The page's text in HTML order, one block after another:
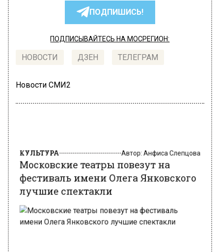
ПОДПИШИСЬ!
ПОДПИСЫВАЙТЕСЬ НА МОСРЕГИОН:
НОВОСТИ ДЗЕН ТЕЛЕГРАМ
Новости СМИ2
Московские театры повезут на
фестиваль имени Олега Янковского
лучшие спектакли